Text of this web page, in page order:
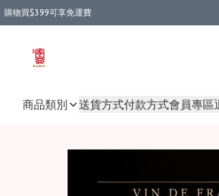
購物買$399可享免運費
商品類別 送貨方式付款方式會員專區